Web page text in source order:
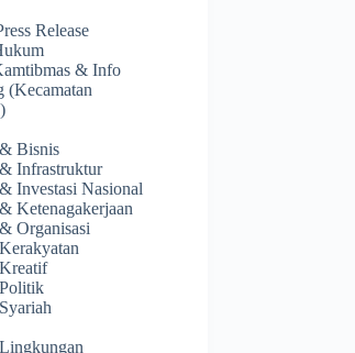
Release
& Info
(Kecamatan
Bisnis
Infrastruktur
Investasi Nasional
Ketenagakerjaan
Organisasi